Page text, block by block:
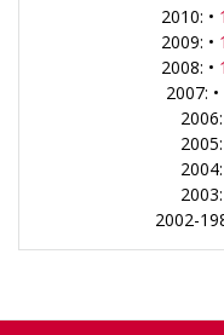
2010: •
2009: •
2008: •
2007: •
2006:
2005:
2004:
2003:
2002-